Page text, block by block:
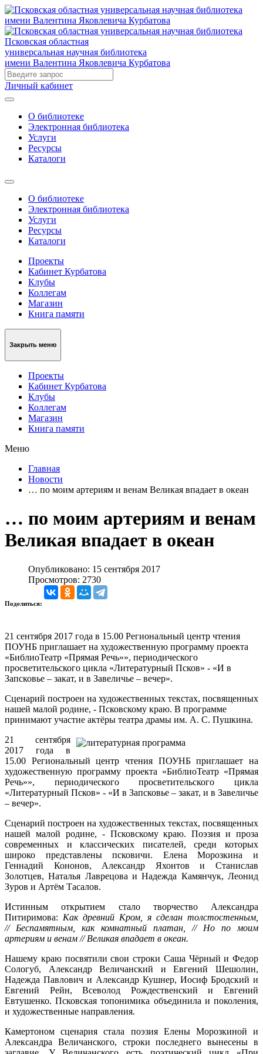
Псковская областная
универсальная научная библиотека
имени Валентина Яковлевича Курбатова
Личный кабинет
О библиотеке
Электронная библиотека
Услуги
Ресурсы
Каталоги
О библиотеке
Электронная библиотека
Услуги
Ресурсы
Каталоги
Проекты
Кабинет Курбатова
Клубы
Коллегам
Магазин
Книга памяти
Закрыть меню
Проекты
Кабинет Курбатова
Клубы
Коллегам
Магазин
Книга памяти
Меню
Главная
Новости
… по моим артериям и венам Великая впадает в океан
… по моим артериям и венам
Великая впадает в океан
Опубликовано: 15 сентября 2017
Просмотров: 2730
Поделиться:
21 сентября 2017 года в 15.00 Региональный центр чтения
ПОУНБ приглашает на художественную программу проекта
«БиблиоТеатр «Прямая Речь»», периодического
просветительского цикла «Литературный Псков» - «И в
Запсковье – закат, и в Завеличье – вечер».
Сценарий построен на художественных текстах, посвященных
нашей малой родине, - Псковскому краю. В программе
принимают участие актёры театра драмы им. А. С. Пушкина.
21 сентября
2017 года в
15.00 Региональный центр чтения ПОУНБ приглашает на
художественную программу проекта «БиблиоТеатр «Прямая
Речь»», периодического просветительского цикла
«Литературный Псков» - «И в Запсковье – закат, и в Завеличье
– вечер».
Сценарий построен на художественных текстах, посвященных
нашей малой родине, - Псковскому краю. Поэзия и проза
современных и классических писателей, среди которых
широко представлены псковичи. Елена Морозкина и
Геннадий Кононов, Александр Яхонтов и Станислав
Золотцев, Наталья Лаврецова и Надежда Камянчук, Леонид
Зуров и Артём Тасалов.
Истинным открытием стало творчество Александра
Питиримова: Как древний Кром, я сделан толстостенным,
// Беспамятным, как комнатный платан, // Но по моим
артериям и венам // Великая впадает в океан.
Нашему краю посвятили свои строки Саша Чёрный и Федор
Сологуб, Александр Величанский и Евгений Шешолин,
Надежда Павлович и Александр Кушнер, Иосиф Бродский и
Евгений Рейн, Всеволод Рождественский и Евгений
Евтушенко. Псковская топонимика объединила и поколения,
и художественные направления.
Камертоном сценария стала поэзия Елены Морозкиной и
Александра Величанского, строки последнего вынесены в